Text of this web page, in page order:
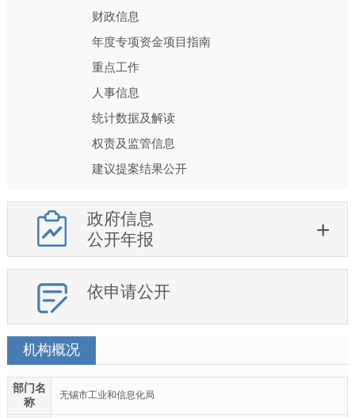
财政信息
年度专项资金项目指南
重点工作
人事信息
统计数据及解读
权责及监管信息
建议提案结果公开
政府信息
公开年报
依申请公开
机构概况
部门名
称
无锡市工业和信息化局